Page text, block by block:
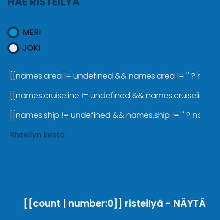
MERI
JOKI
[[names.area != undefined && names.area != '' ?
[[names.cruiseline != undefined && names.cruiseline
[[names.ship != undefined && names.ship != '' ?
Risteilyn kesto